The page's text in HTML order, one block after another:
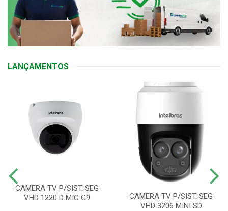
LANÇAMENTOS
CAMERA TV P/SIST. SEG
VHD 1220 D MIC G9
CAMERA TV P/SIST. SEG
VHD 3206 MINI SD